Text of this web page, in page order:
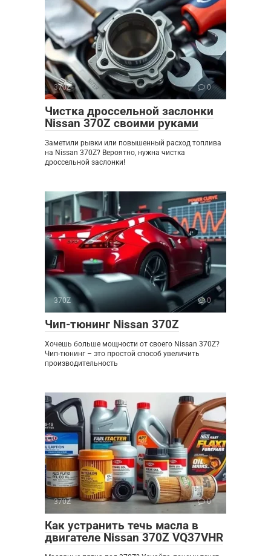
370Z 0
Чистка дроссельной заслонки
Nissan 370Z своими руками
Заметили рывки или повышенный расход топлива
на Nissan 370Z? Вероятно, нужна чистка
дроссельной заслонки!
370Z 0
Чип-тюнинг Nissan 370Z
Хочешь больше мощности от своего Nissan 370Z?
Чип-тюнинг – это простой способ увеличить
производительность
370Z 0
Как устранить течь масла в
двигателе Nissan 370Z VQ37VHR